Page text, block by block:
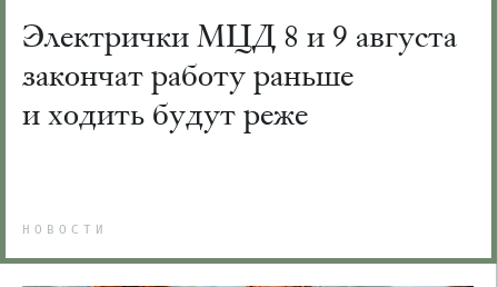
Электрички МЦД 8 и 9 августа
закончат работу раньше
и ходить будут реже
НОВОСТИ